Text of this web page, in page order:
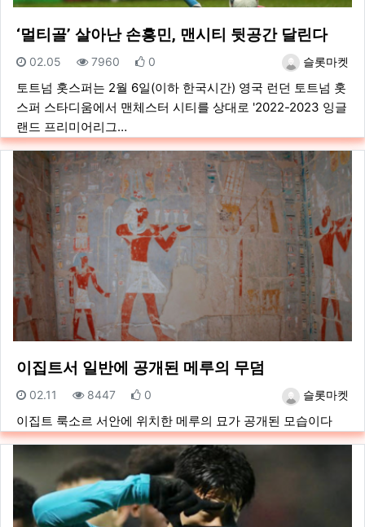
‘멀티골’ 살아난 손흥민, 맨시티 뒷공간 달린다
등록자슬롯마켓
등록일
02.05 조회
7960 추천
0
토트넘 홋스퍼는 2월 6일(이하 한국시간) 영국 런던 토트넘 홋
스퍼 스타디움에서 맨체스터 시티를 상대로 '2022-2023 잉글
랜드 프리미어리그…
이집트서 일반에 공개된 메루의 무덤
등록자슬롯마켓
등록일
02.11 조회
8447 추천
0
이집트 룩소르 서안에 위치한 메루의 묘가 공개된 모습이다